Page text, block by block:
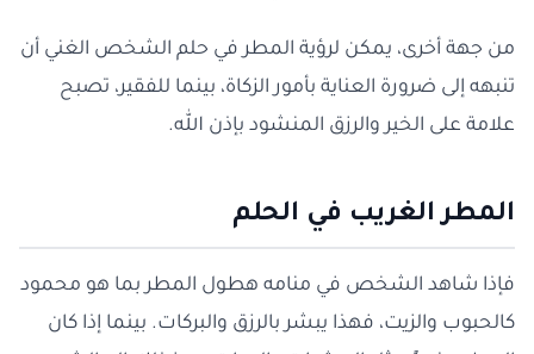
من جهة أخرى، يمكن لرؤية المطر في حلم الشخص الغني أن
تنبهه إلى ضرورة العناية بأمور الزكاة، بينما للفقير، تصبح
علامة على الخير والرزق المنشود بإذن الله.
المطر الغريب في الحلم
فإذا شاهد الشخص في منامه هطول المطر بما هو محمود
كالحبوب والزيت، فهذا يبشر بالرزق والبركات. بينما إذا كان